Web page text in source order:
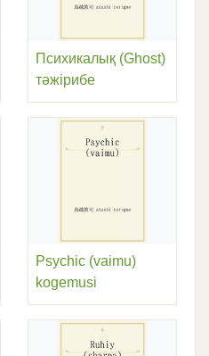
Психикалық (Ghost)
тәжірибе
Psychic (vaimu)
kogemusi